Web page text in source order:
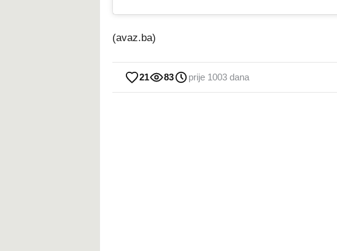
(avaz.ba)
21 83 prije 1003 dana